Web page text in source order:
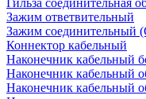
Гильза соединительная
Зажим ответвительный
Зажим соединительный
Коннектор кабельный
Наконечник кабельный
Наконечник кабельный
Наконечник кабельный